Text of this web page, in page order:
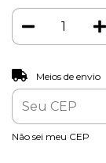
Entregas para o CEP:
Meios de envio
Não sei meu CEP